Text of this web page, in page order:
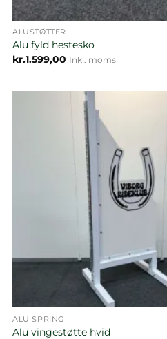
ALUSTØTTER
Alu fyld hestesko
kr.1.599,00 Inkl. moms
ALU SPRING
Alu vingestøtte hvid